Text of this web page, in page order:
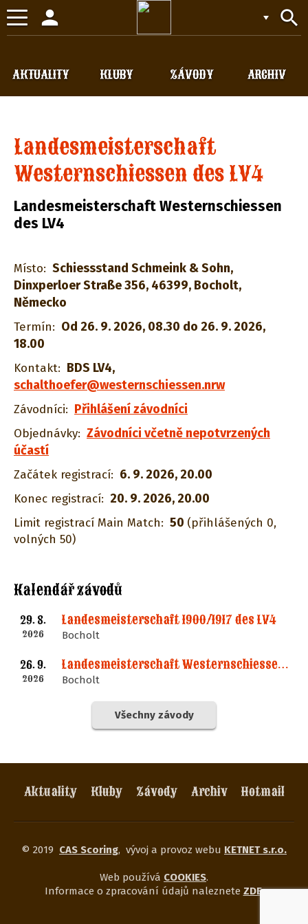
Toggle
navigation
search
person
KLUBY
AKTUALITY ZÁVODY ARCHIV
Landesmeisterschaft
Westernschiessen des LV4
Landesmeisterschaft Westernschiessen
des LV4
Místo: Schiessstand Schmeink & Sohn,
Dinxperloer Straße 356, 46399, Bocholt,
Německo
Termín: Od 26. 9. 2026, 08.30 do 26. 9. 2026,
18.00
Kontakt: BDS LV4,
schalthoefer@westernschiessen.nrw
Závodníci: Přihlášení závodníci
Objednávky: Závodníci včetně nepotvrzených
účastí
Začátek registrací: 6. 9. 2026, 20.00
Konec registrací: 20. 9. 2026, 20.00
Limit registrací Main Match: 50 (přihlášených 0,
volných 50)
Kalendář závodů
29. 8.
2026
Landesmeisterschaft 1900/1917 des LV4
Bocholt
26. 9.
2026
Landesmeisterschaft Westernschiessen des LV4
Bocholt
Všechny závody
Aktuality Kluby Závody Archiv Hotmail
© 2019 CAS Scoring, vývoj a provoz webu KETNET s.r.o.
Web používá COOKIES.
Informace o zpracování údajů naleznete ZDE.